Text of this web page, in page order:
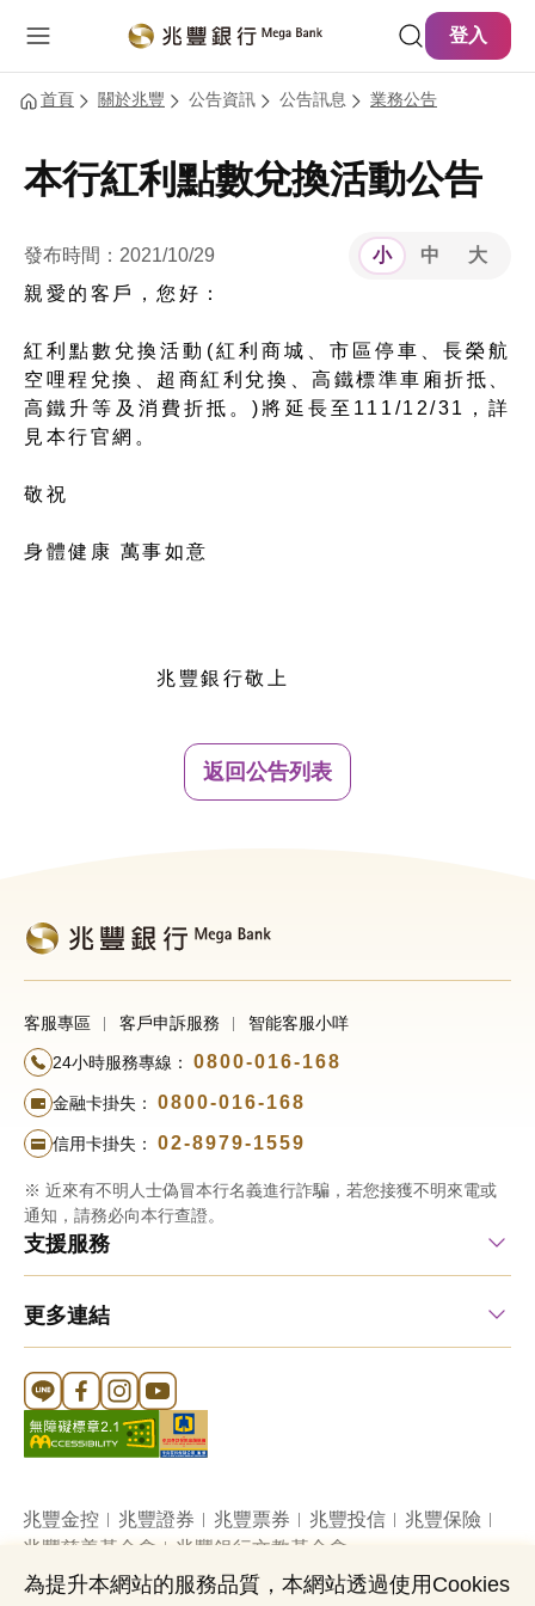
登入
首頁 關於兆豐 公告資訊 公告訊息 業務公告
本行紅利點數兌換活動公告
發布時間：2021/10/29 小 中
大
親愛的客戶，您好：
紅利點數兌換活動(紅利商城、市區停車、長榮航
空哩程兌換、超商紅利兌換、高鐵標準車廂折抵、
高鐵升等及消費折抵。)將延長至111/12/31，詳
見本行官網。
敬祝
身體健康 萬事如意
兆豐銀行敬上
返回公告列表
客服專區 客戶申訴服務 智能客服小咩
24小時服務專線： 0800-016-168
金融卡掛失： 0800-016-168
信用卡掛失： 02-8979-1559
※ 近來有不明人士偽冒本行名義進行詐騙，若您接獲不明來電或
通知，請務必向本行查證。
支援服務
更多連結
Line 官方帳號
FB 官方帳號
Instagram 官方帳號
YouTube 官方帳號
兆豐金控 兆豐證券 兆豐票券 兆豐投信
兆豐保險
兆豐慈善基金會
兆豐銀行文教基金會
為提升本網站的服務品質，本網站透過使用Cookies